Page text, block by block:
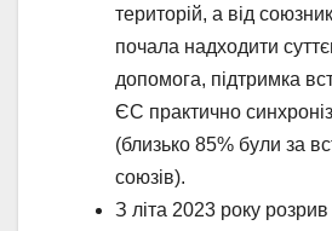
територій, а від
почала надходити
допомога, підтримка
ЄС практично
(близько 85% були за
союзів).
З літа 2023 року